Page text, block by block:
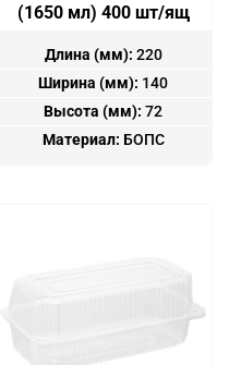
(1650 мл) 400 шт/ящ
Длина (мм): 220
Ширина (мм): 140
Высота (мм): 72
Материал: БОПС